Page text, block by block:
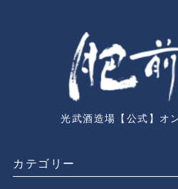
光武酒造場【公式】オ
カテゴリー